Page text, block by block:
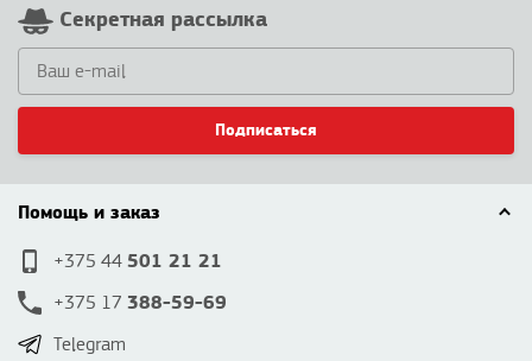
Секретная рассылка
Подписаться
Помощь и заказ
+375 44 501 21 21
+375 17 388-59-69
Telegram